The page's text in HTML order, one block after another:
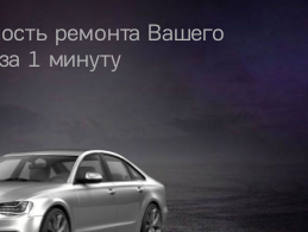
ремонта Вашего
1 минуту